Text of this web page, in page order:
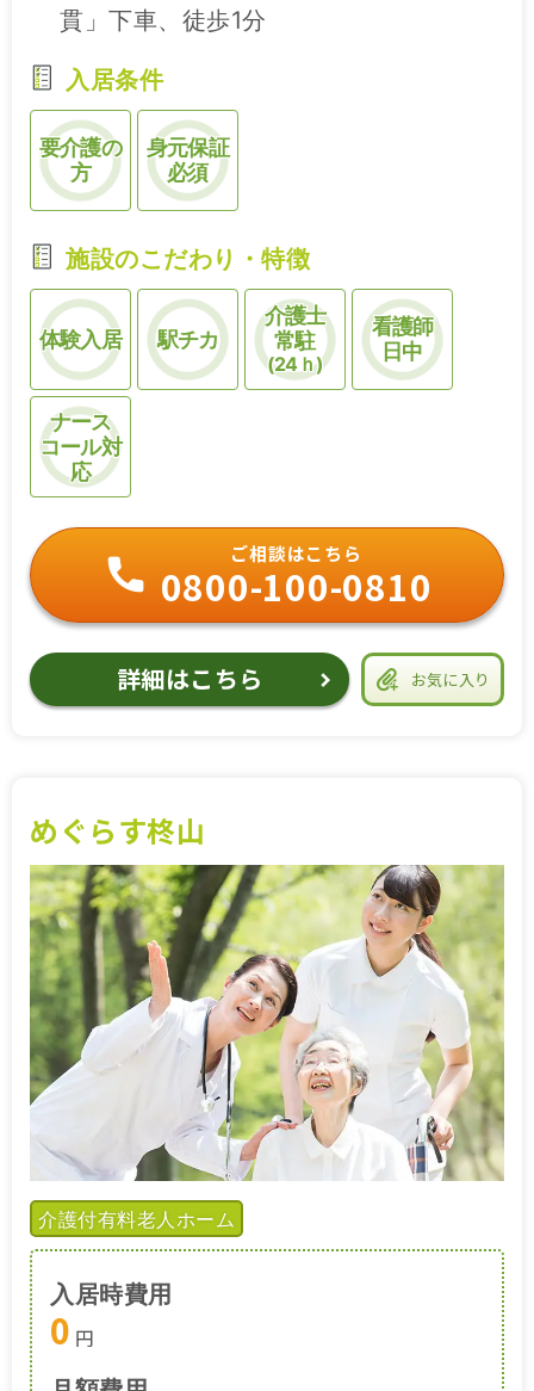
貫」下車、徒歩1分
入居条件
要介護の
方
身元保証
必須
施設のこだわり・特徴
体験入居 駅チカ
介護士
常駐
(24ｈ)
看護師
日中
ナース
コール対
応
お気に入り
ご相談はこちら
0800-100-0810
詳細はこちら
めぐらす柊山
介護付有料老人ホーム
入居時費用
0 円